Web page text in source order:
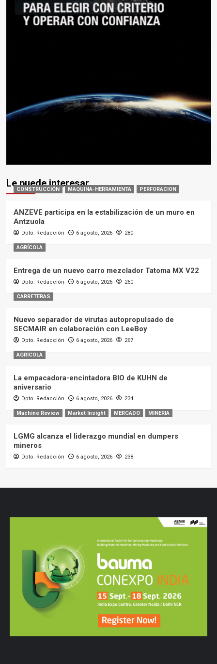
Le puede interesar
CONSTRUCCIÓN MAQUINA-HERRAMIENTA PERFORACION
ANZEVE participa en la estabilización de un muro en
Antzuola
Dpto. Redacción 6 agosto, 2026 280
AGRÍCOLA
Entrega de un nuevo carro mezclador Tatoma MX V22
Dpto. Redacción 6 agosto, 2026 260
CARRETERAS
Nuevo separador de virutas autopropulsado de
SECMAIR en colaboración con LeeBoy
Dpto. Redacción 6 agosto, 2026 267
AGRÍCOLA
La empacadora-encintadora BIO de KUHN de
aniversario
Dpto. Redacción 6 agosto, 2026 234
Machine Review Market Insight MERCADO MINERIA
LGMG alcanza el liderazgo mundial en dumpers
mineros
Dpto. Redacción 6 agosto, 2026 238